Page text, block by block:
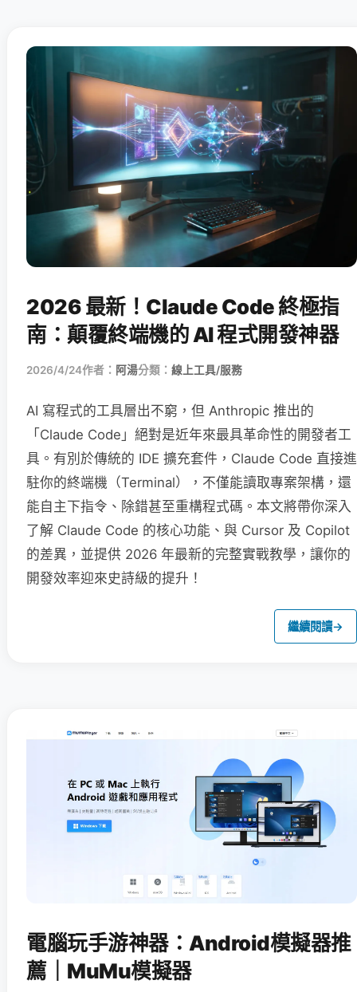
2026 最新！Claude Code 終極指
南：顛覆終端機的 AI 程式開發神器
2026/4/24作者： 阿湯分類： 線上工具/服務
AI 寫程式的工具層出不窮，但 Anthropic 推出的
「Claude Code」絕對是近年來最具革命性的開發者工
具。有別於傳統的 IDE 擴充套件，Claude Code 直接進
駐你的終端機（Terminal），不僅能讀取專案架構，還
能自主下指令、除錯甚至重構程式碼。本文將帶你深入
了解 Claude Code 的核心功能、與 Cursor 及 Copilot
的差異，並提供 2026 年最新的完整實戰教學，讓你的
開發效率迎來史詩級的提升！
繼續閱讀→
電腦玩手游神器：Android模擬器推
薦｜MuMu模擬器